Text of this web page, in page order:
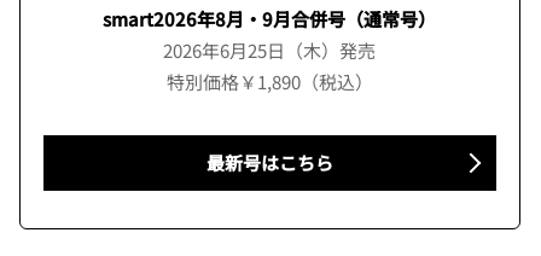
smart2026年8月・9月合併号（通常号）
2026年6月25日（木）発売
特別価格￥1,890（税込）
最新号はこちら